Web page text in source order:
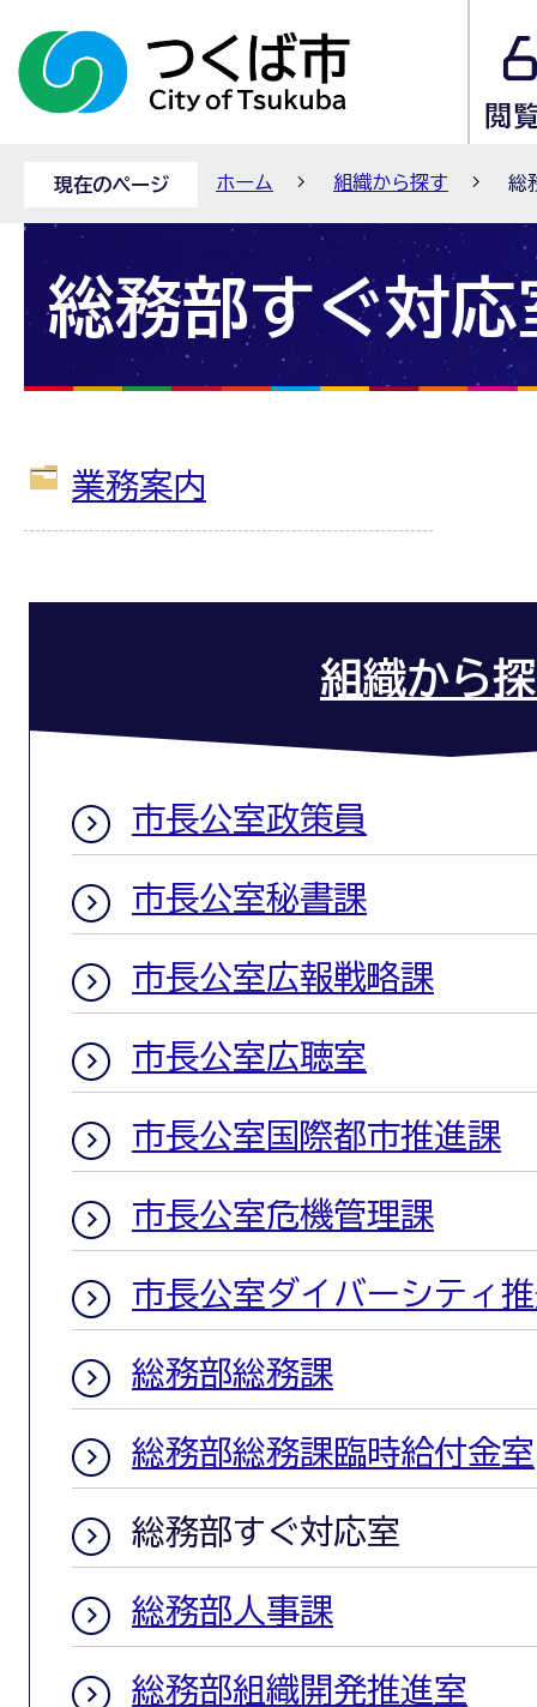
現在のページ ホーム 組織から探す 総
総務部すぐ対応
業務案内
組織から
市長公室政策員
市長公室秘書課
市長公室広報戦略課
市長公室広聴室
市長公室国際都市推進課
市長公室危機管理課
市長公室ダイバーシティ
総務部総務課
総務部総務課臨時給付金室
総務部すぐ対応室
総務部人事課
総務部組織開発推進室